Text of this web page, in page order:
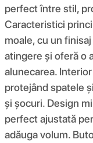
perfect între stil,
Caracteristici
moale, cu un
atingere și oferă o
alunecarea.
protejând spatele
și șocuri. Design
perfect ajustată
adăuga volum.